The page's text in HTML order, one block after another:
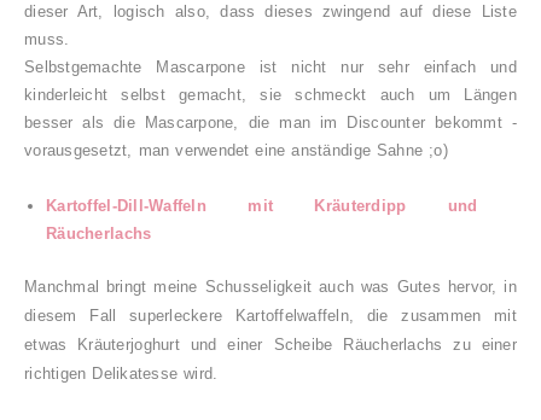
dieser Art, logisch also, dass dieses zwingend auf diese Liste
muss.
Selbstgemachte Mascarpone ist nicht nur sehr einfach und
kinderleicht selbst gemacht, sie schmeckt auch um Längen
besser als die Mascarpone, die man im Discounter bekommt -
vorausgesetzt, man verwendet eine anständige Sahne ;o)
Kartoffel-Dill-Waffeln mit Kräuterdipp und
Räucherlachs
Manchmal bringt meine Schusseligkeit auch was Gutes hervor, in
diesem Fall superleckere Kartoffelwaffeln, die zusammen mit
etwas Kräuterjoghurt und einer Scheibe Räucherlachs zu einer
richtigen Delikatesse wird.